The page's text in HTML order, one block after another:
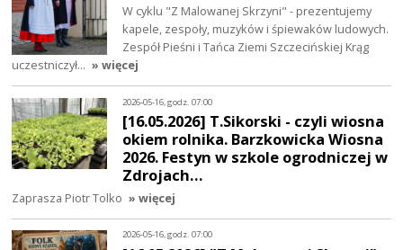
W cyklu "Z Malowanej Skrzyni" - prezentujemy
kapele, zespoły, muzyków i śpiewaków ludowych.
Zespół Pieśni i Tańca Ziemi Szczecińskiej Krąg
uczestniczył… » więcej
2026-05-16, godz. 07:00
[16.05.2026] T.Sikorski - czyli wiosna
okiem rolnika. Barzkowicka Wiosna
2026. Festyn w szkole ogrodniczej w
Zdrojach…
Zaprasza Piotr Tolko » więcej
2026-05-16, godz. 07:00